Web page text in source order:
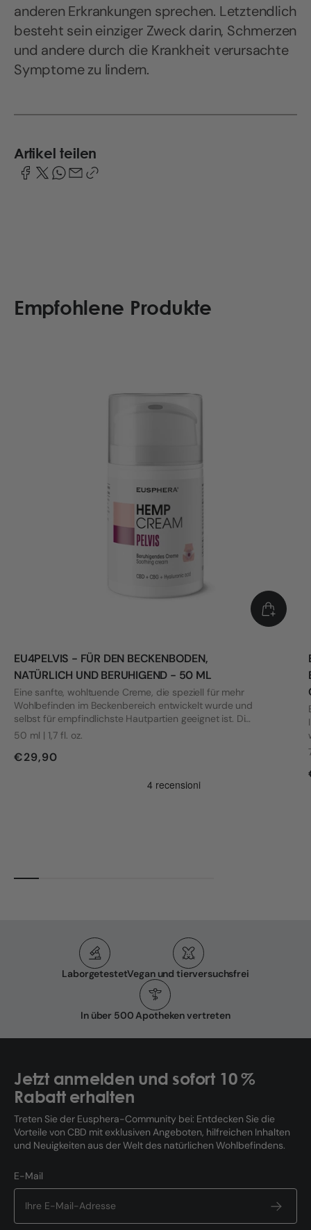
anderen Erkrankungen sprechen. Letztendlich
besteht sein einziger Zweck darin, Schmerzen
und andere durch die Krankheit verursachte
Symptome zu lindern.
Artikel teilen
Empfohlene Produkte
EU4PELVIS - FÜR DEN BECKENBODEN,
NATÜRLICH UND BERUHIGEND - 50 ML
Eine sanfte, wohltuende Creme, die speziell für mehr
Wohlbefinden im Beckenbereich entwickelt wurde und
selbst für empfindlichste Hautpartien geeignet ist. Die
Formel wurde mit Blick auf die Bedürfnisse von Frauen
entwickelt.
50 ml | 1,7 fl. oz.
€29,90
LaborgetestetVegan und tierversuchsfrei
In über 500 Apotheken vertreten
Jetzt anmelden und sofort 10 %
Rabatt erhalten
Treten Sie der Eusphera-Community bei: Entdecken Sie die
Vorteile von CBD mit exklusiven Angeboten, hilfreichen Inhalten
und Neuigkeiten aus der Welt des natürlichen Wohlbefindens.
E-Mail